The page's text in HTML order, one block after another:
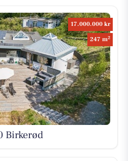
17.000.000 kr
247 m2
Birkerød